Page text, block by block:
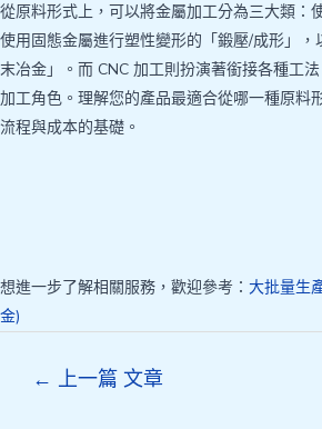
從原料形式上，可以將金屬加工分為三大類：
使用固態金屬進行塑性變形的「鍛壓/成形」
末冶金」。而 CNC 加工則扮演著銜接各種工
加工角色。理解您的產品最適合從哪一種原料
流程與成本的基礎。
想進一步了解相關服務，歡迎參考： 大批量生
金)
← 上一篇 文章